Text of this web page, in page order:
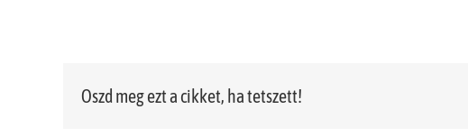
Oszd meg ezt a cikket, ha tetszett!